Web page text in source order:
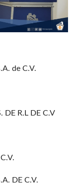
de C.V.
DE R.L DE C.V
DE C.V.